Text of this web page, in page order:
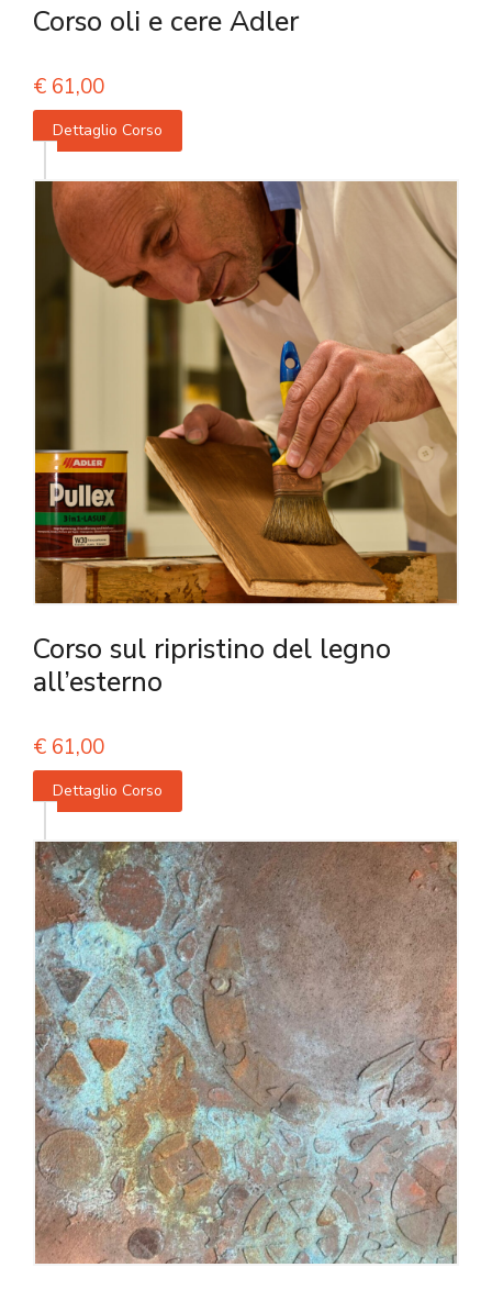
Corso oli e cere Adler
€ 61,00
Dettaglio Corso
Corso sul ripristino del legno
all’esterno
€ 61,00
Dettaglio Corso